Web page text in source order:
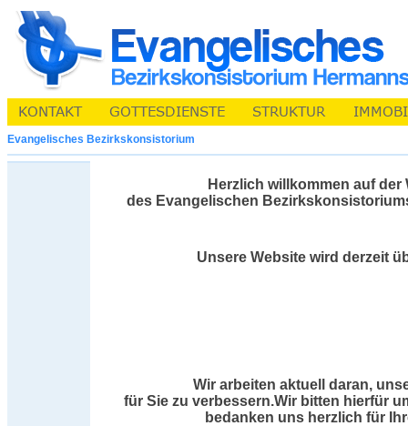
Evangelisches Bezirkskonsistorium
Herzlich willkommen auf der
des Evangelischen
Unsere Website wird derzeit
Wir arbeiten aktuell daran,
für Sie zu verbessern.Wir bitten hierfür
bedanken uns herzlich für